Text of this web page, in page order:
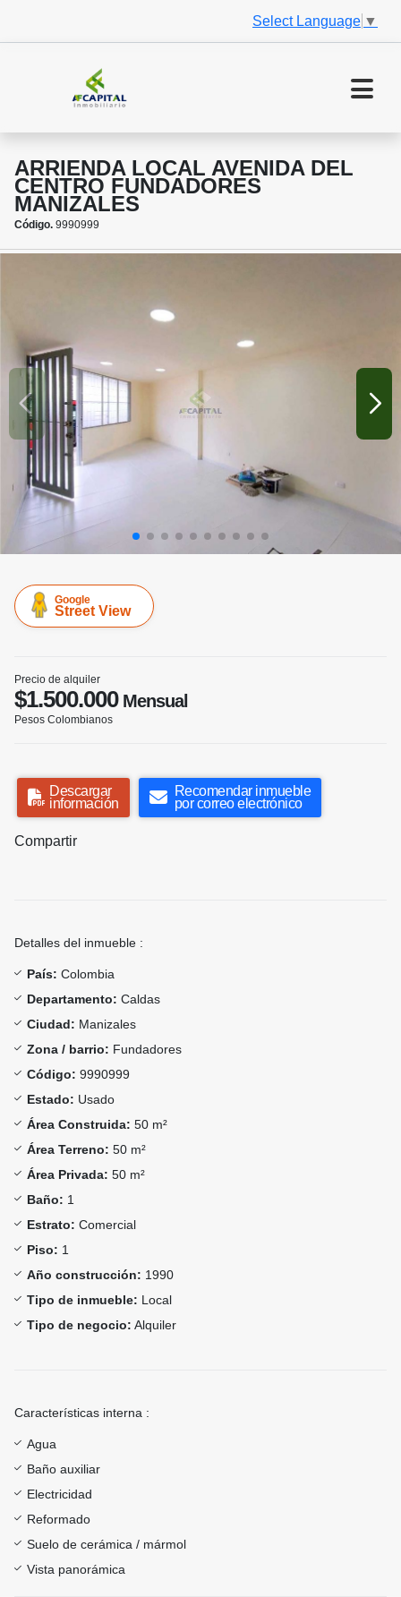
Select Language ▼
ARRIENDA LOCAL AVENIDA DEL
CENTRO FUNDADORES
MANIZALES
Código. 9990999
Google
Street View
Precio de alquiler
$1.500.000Mensual
Pesos Colombianos
Descargar
información
Recomendar inmueble
por correo electrónico
Compartir
Detalles del inmueble :
País: Colombia
Departamento: Caldas
Ciudad: Manizales
Zona / barrio: Fundadores
Código: 9990999
Estado: Usado
Área Construida: 50 m²
Área Terreno: 50 m²
Área Privada: 50 m²
Baño: 1
Estrato: Comercial
Piso: 1
Año construcción: 1990
Tipo de inmueble: Local
Tipo de negocio: Alquiler
Características interna :
Agua
Baño auxiliar
Electricidad
Reformado
Suelo de cerámica / mármol
Vista panorámica